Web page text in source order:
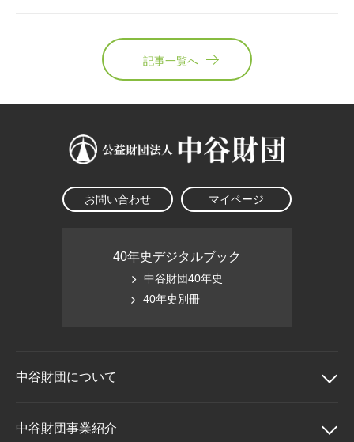
記事一覧へ
お問い合わせ マイページ
40年史デジタルブック
中谷財団40年史
40年史別冊
中谷財団について
中谷財団について
中谷財団事業紹介